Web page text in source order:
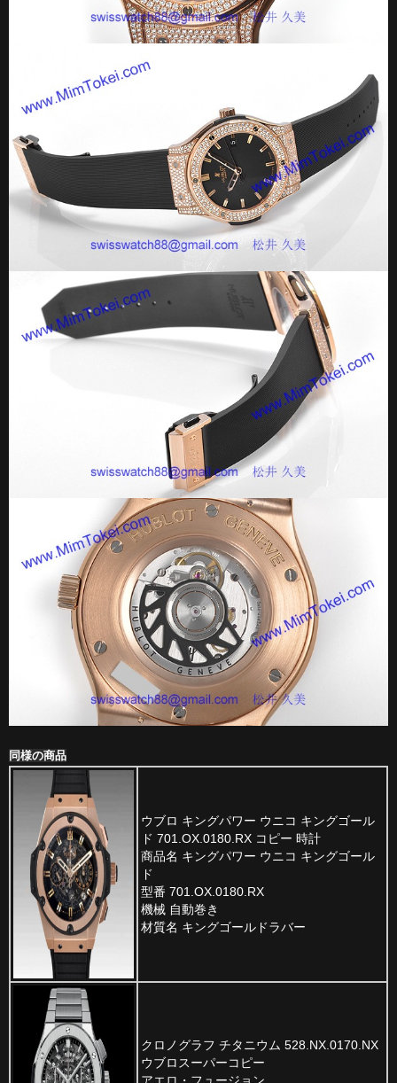
同様の商品
ウブロ キングパワー ウニコ キングゴール
ド 701.OX.0180.RX コピー 時計
商品名 キングパワー ウニコ キングゴール
ド
型番 701.OX.0180.RX
機械 自動巻き
材質名 キングゴールドラバー
クロノグラフ チタニウム 528.NX.0170.NX
ウブロスーパーコピー